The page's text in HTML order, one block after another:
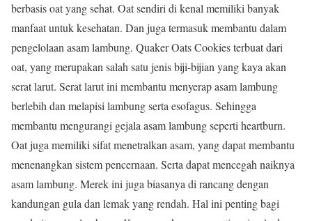
berbasis oat yang sehat. Oat sendiri di kenal memiliki banyak
manfaat untuk kesehatan. Dan juga termasuk membantu dalam
pengelolaan asam lambung. Quaker Oats Cookies terbuat dari
oat, yang merupakan salah satu jenis biji-bijian yang kaya akan
serat larut. Serat larut ini membantu menyerap asam lambung
berlebih dan melapisi lambung serta esofagus. Sehingga
membantu mengurangi gejala asam lambung seperti heartburn.
Oat juga memiliki sifat menetralkan asam, yang dapat membantu
menenangkan sistem pencernaan. Serta dapat mencegah naiknya
asam lambung. Merek ini juga biasanya di rancang dengan
kandungan gula dan lemak yang rendah. Hal ini penting bagi